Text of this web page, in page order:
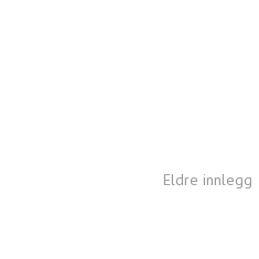
Eldre innlegg